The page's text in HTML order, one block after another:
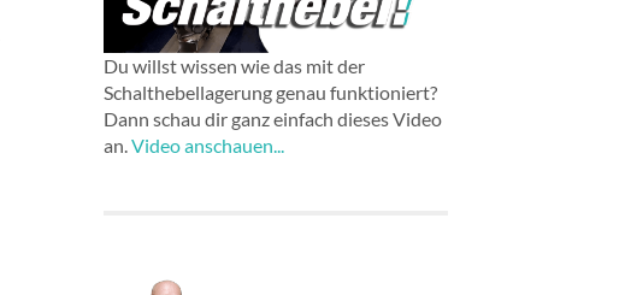
Du willst wissen wie das mit der
Schalthebellagerung genau funktioniert?
Dann schau dir ganz einfach dieses Video
an. Video anschauen...